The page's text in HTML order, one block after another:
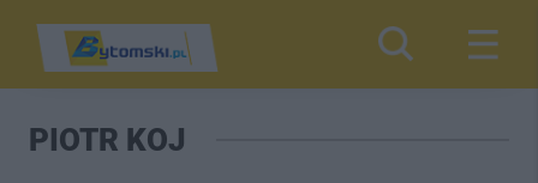
PIOTR KOJ